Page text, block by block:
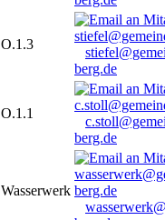
O.1.3
berg.de
O.1.1
berg.de
Wasserwerk